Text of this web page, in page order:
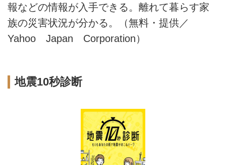
報などの情報が入手できる。離れて暮らす家
族の災害状況が分かる。（無料・提供／
Yahoo Japan Corporation）
地震10秒診断